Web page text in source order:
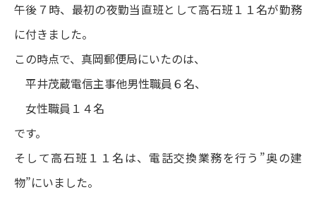
午後７時、最初の夜勤当直班として高石班１１名が勤務
に付きました。
この時点で、真岡郵便局にいたのは、
平井茂蔵電信主事他男性職員６名、
女性職員１４名
です。
そして高石班１１名は、電話交換業務を行う”奥の建
物”にいました。